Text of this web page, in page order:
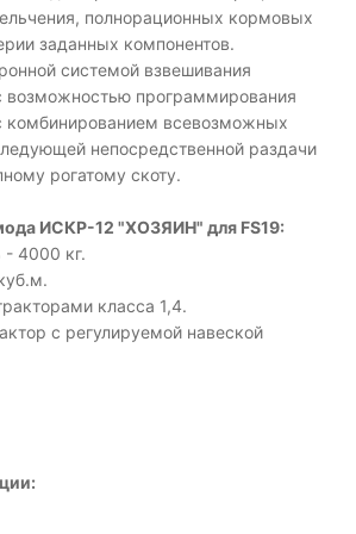
полнорационных кормовых
заданных компонентов.
системой взвешивания
возможностью программирования
комбинированием всевозможных
непосредственной раздачи
рогатому скоту.
ИСКР-12 "ХОЗЯИН" для FS19:
- 4000 кг.
класса 1,4.
с регулируемой навеской